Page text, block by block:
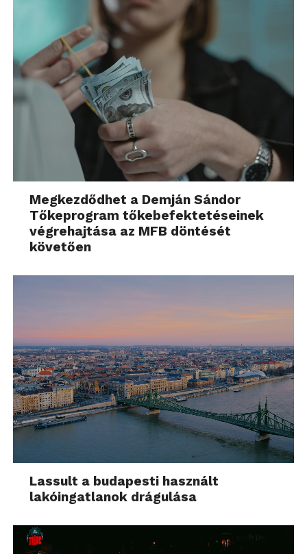
Megkezdődhet a Demján Sándor
Tőkeprogram tőkebefektetéseinek
végrehajtása az MFB döntését
követően
Lassult a budapesti használt
lakóingatlanok drágulása